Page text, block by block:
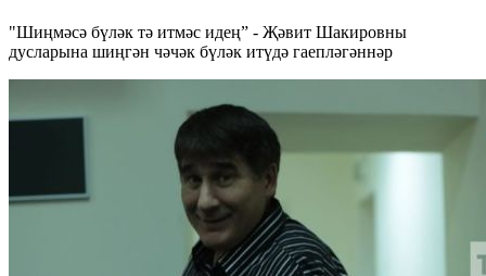
"Шиңмәсә бүләк тә итмәс идең” - Җәвит Шакировны
дусларына шиңгән чәчәк бүләк итүдә гаепләгәннәр